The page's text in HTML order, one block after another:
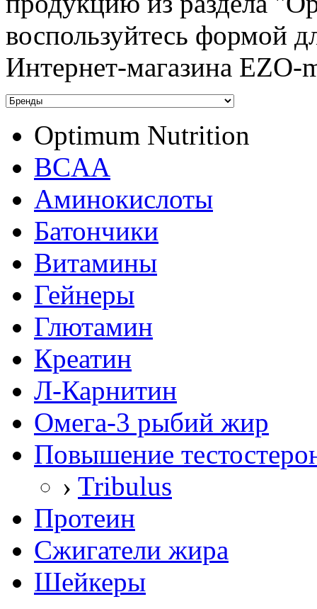
воспользуйтесь формой
Интернет-магазина EZO-
Optimum Nutrition
BCAA
Аминокислоты
Батончики
Витамины
Гейнеры
Глютамин
Креатин
Л-Карнитин
Омега-3 рыбий жир
Повышение
› Tribulus
Протеин
Сжигатели жира
Шейкеры